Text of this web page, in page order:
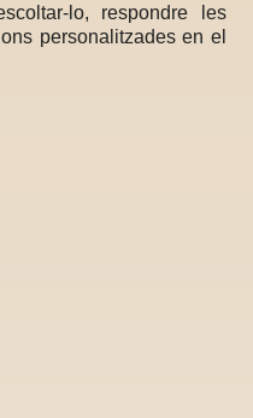
lo, respondre les
personalitzades en el